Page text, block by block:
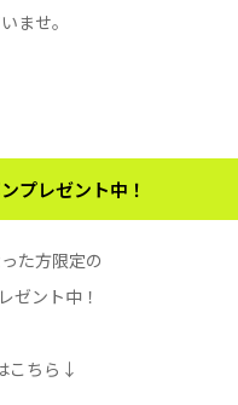
ませ。
プレゼント中！
た方限定の
ゼント中！
こちら↓